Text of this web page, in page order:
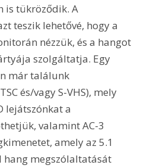
is tükröződik. A
teszik lehetővé, hogy a
nézzük, és a hangot
szolgáltatja. Egy
már találunk
és/vagy S-VHS), mely
lejátszónkat a
valamint AC-3
amely az 5.1
megszólaltatását